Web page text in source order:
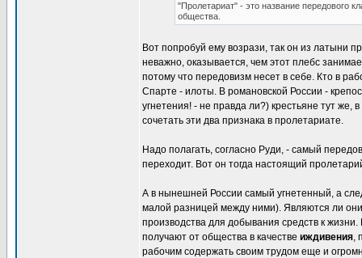
"Пролетариат" - это название передового
общества.
Вот попробуй ему возрази, так он из латыни
неважно, оказывается, чем этот плебс
потому что передовизм несет в себе. Кто в
Спарте - илоты. В романовской России -
угнетения! - не правда ли?) крестьяне тут же,
сочетать эти два признака в пролетариате.
Надо полагать, согласно Руди, - самый
переходит. Вот он тогда настоящий
А в нынешней России самый угнетенный, а
малой разницей между ними). Являются ли
производства для добывания средств к
получают от общества в качестве иждивения,
рабочим содержать своим трудом еще и